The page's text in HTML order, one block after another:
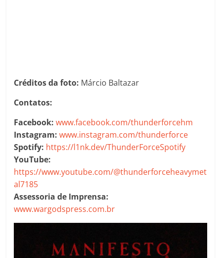
Créditos da foto: Márcio Baltazar
Contatos:
Facebook:www.facebook.com/thunderforcehm
Instagram:www.instagram.com/thunderforce
Spotify: https://l1nk.dev/ThunderForceSpotify
YouTube:
https://www.youtube.com/@thunderforceheavymet
al7185
Assessoria de Imprensa:
www.wargodspress.com.br